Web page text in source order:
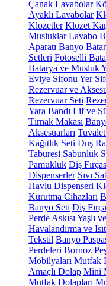
Çanak Lavabolar
Ayaklı Lavabolar
Klozetler Klozet
Musluklar Lavabo
Aparatı Banyo
Setleri Fotoselli
Batarya ve Musluk
Eviye Sifonu Yer
Rezervuar ve
Rezervuar Seti
Yara Bandı Lif ve
Tırnak Makası
Aksesuarları
Kağıtlık Seti Duş
Taburesi Sabunluk
Pamukluk Diş
Dispenserler Sıvı
Havlu Dispenseri
Kurutma Cihazları
Banyo Seti Diş
Perde Askısı Yaşlı
Havalandırma ve
Tekstil Banyo
Perdeleri Bornoz
Mobilyaları Mutfak
Amaçlı Dolap Mini
Mutfak Dolapları